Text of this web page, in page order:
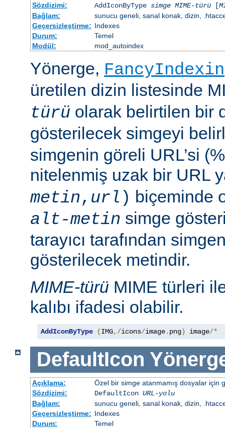
Sözdizimi:
AddIconByType simge MIME-türü[
Bağlam:
sunucu geneli, sanal konak, dizin,
Geçersizleştirme: Indexes
Durum:
Temel
Modül:
mod_autoindex
Yönerge,
üretilen dizin listesinde
türü olarak belirtilen bir
gösterilecek simgeyi
simgenin göreli URL’si
nitelenmiş uzak bir URL
metin, url ) biçeminde
alt-metin simge
tarayıcı tarafından
gösterilecek metindir.
MIME-türü MIME türleri
kalıbı ifadesi olabilir.
AddIconByType (IMG,/icons/image. png) image/*
DefaultIcon
Açıklama:
Özel bir simge atanmamış dosyalar için
Sözdizimi:
DefaultIcon URL-yolu
Bağlam:
sunucu geneli, sanal konak, dizin,
Geçersizleştirme: Indexes
Durum:
Temel